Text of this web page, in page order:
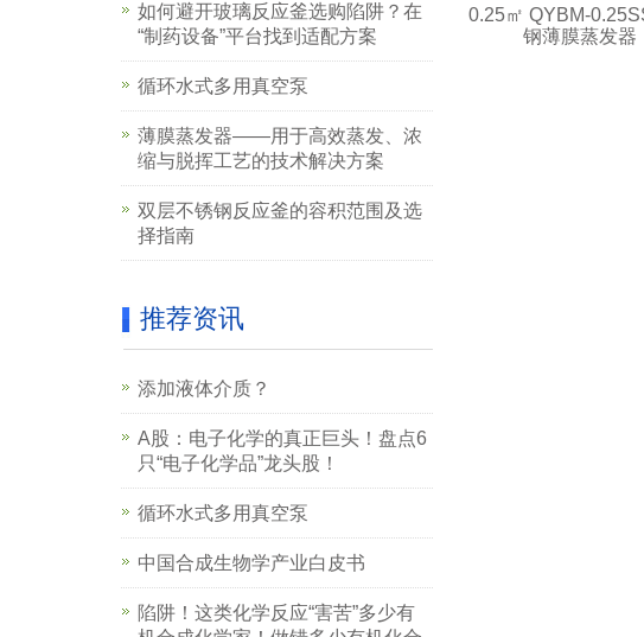
0.25㎡ QYBM-
钢薄膜蒸发器
如何避开玻璃反应釜选购陷阱？在
“制药设备”平台找到适配方案
循环水式多用真空泵
薄膜蒸发器——用于高效蒸发、浓
缩与脱挥工艺的技术解决方案
双层不锈钢反应釜的容积范围及选
择指南
推荐资讯
添加液体介质？
A股：电子化学的真正巨头！盘点6
只“电子化学品”龙头股！
循环水式多用真空泵
中国合成生物学产业白皮书
陷阱！这类化学反应“害苦”多少有